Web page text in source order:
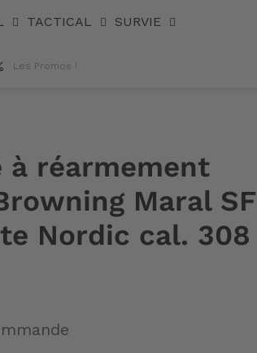
TACTICAL SURVIE
Les Promos !
à réarmement
Maral SF
Nordic cal. 308